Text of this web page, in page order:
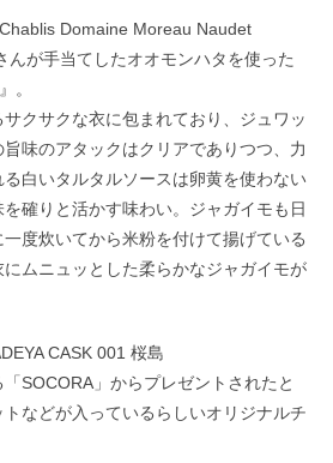
Domaine Moreau Naudet
んが手当てしたオオモンハタを使った
。
クサクな衣に包まれており、ジュワッ
味のアタックはクリアでありつつ、力
白いタルタルソースは卵黄を使わない
確りと活かす味わい。ジャガイモも日
度炊いてから米粉を付けて揚げている
ムニュッとした柔らかなジャガイモが
CASK 001 桜島
SOCORA」からプレゼントされたと
などが入っているらしいオリジナルチ